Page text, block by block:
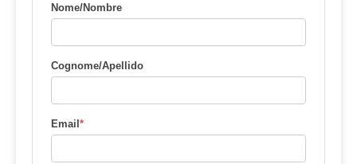
Nome/Nombre
Cognome/Apellido
Email*